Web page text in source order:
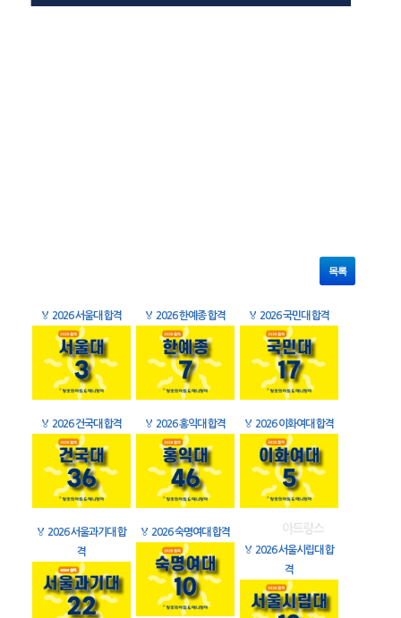
목록
🏅 2026 서울대 합격 🏅 2026 한예종 합격 🏅 2026 국민대 합격
🏅 2026 건국대 합격 🏅 2026 홍익대 합격 🏅 2026 이화여대 합격
🏅 2026 서울과기대 합
격
🏅 2026 숙명여대 합격
🏅 2026 서울시립대 합
격